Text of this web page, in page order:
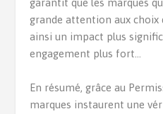
grande attention aux choix
ainsi un impact plus
engagement plus fort…
En résumé, grâce au
marques instaurent une